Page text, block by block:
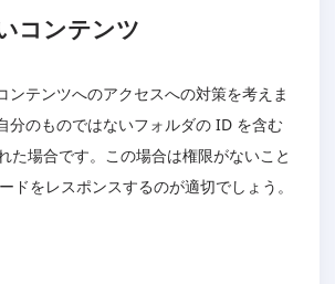
コンテンツ
ンテンツへのアクセスへの対策を考えま
分のものではないフォルダの ID を含む
た場合です。この場合は権限がないこと
ドをレスポンスするのが適切でしょう。